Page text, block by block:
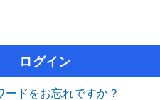
ログイン
ードをお忘れですか？